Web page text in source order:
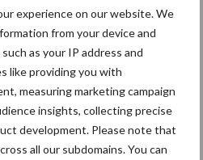
experience on our website. We
from your device and
as your IP address and
like providing you with
measuring marketing campaign
insights, collecting precise
development. Please note that
all our subdomains. You can
bulldozers uit
legt lat opnieuw hoger
pootcombinatie van AVR